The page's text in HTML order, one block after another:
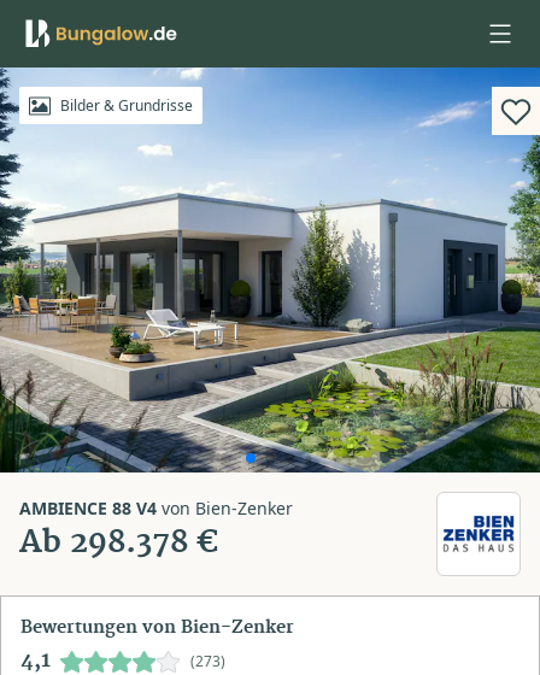
Anmelden
Bilder & Grundrisse
AMBIENCE 88 V4 von Bien-Zenker
Ab 298.378 €
Bewertungen von Bien-Zenker
4,1 (273)